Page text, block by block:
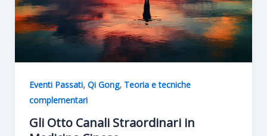
Eventi Passati, Qi Gong, Teoria e tecniche
complementari
Gli Otto Canali Straordinari in